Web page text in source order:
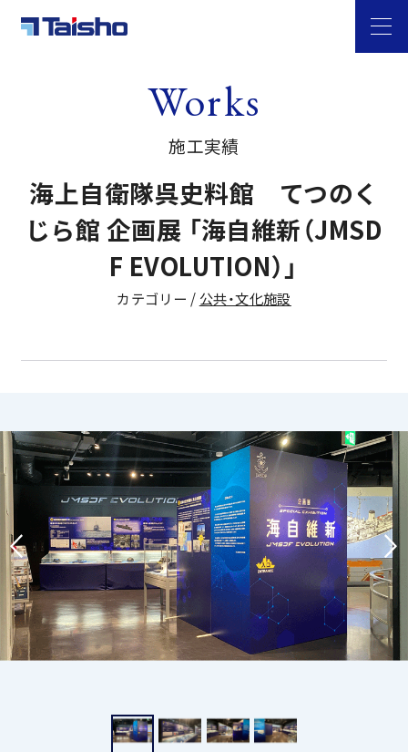
Works
施工実績
海上自衛隊呉史料館 てつのく
じら館 企画展 「海自維新（JMSD
F EVOLUTION）」
カテゴリー / 公共・文化施設